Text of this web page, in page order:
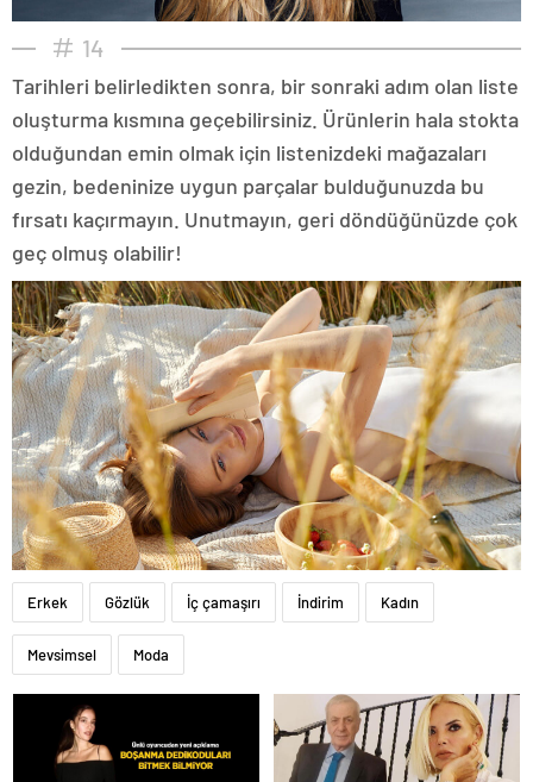
14
Tarihleri belirledikten sonra, bir sonraki adım olan liste
oluşturma kısmına geçebilirsiniz. Ürünlerin hala stokta
olduğundan emin olmak için listenizdeki mağazaları
gezin, bedeninize uygun parçalar bulduğunuzda bu
fırsatı kaçırmayın. Unutmayın, geri döndüğünüzde çok
geç olmuş olabilir!
Erkek Gözlük İç çamaşırı İndirim Kadın
Mevsimsel Moda